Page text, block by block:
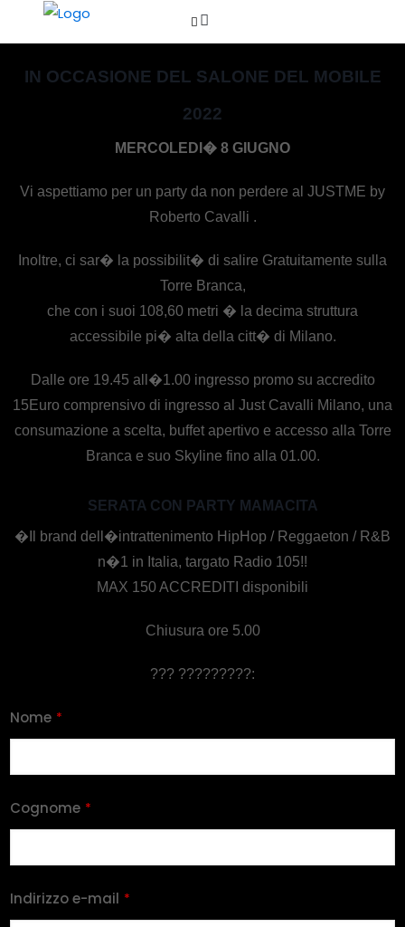
IN OCCASIONE DEL SALONE DEL MOBILE
2022
MERCOLEDI� 8 GIUGNO
Vi aspettiamo per un party da non perdere al JUSTME by
Roberto Cavalli .
Inoltre, ci sar� la possibilit� di salire Gratuitamente sulla
Torre Branca,
che con i suoi 108,60 metri � la decima struttura
accessibile pi� alta della citt� di Milano.
Dalle ore 19.45 all�1.00 ingresso promo su accredito
15Euro comprensivo di ingresso al Just Cavalli Milano, una
consumazione a scelta, buffet apertivo e accesso alla Torre
Branca e suo Skyline fino alla 01.00.
SERATA CON PARTY MAMACITA
�Il brand dell�intrattenimento HipHop / Reggaeton / R&B
n�1 in Italia, targato Radio 105!!
MAX 150 ACCREDITI disponibili
Chiusura ore 5.00
??? ?????????:
Nome *
Cognome *
Indirizzo e-mail *